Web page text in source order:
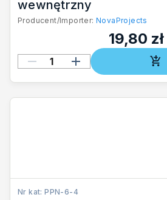
wewnętrzny
Producent/Importer:NovaProjects
19,80 zł
Nr kat: PPN-6-4